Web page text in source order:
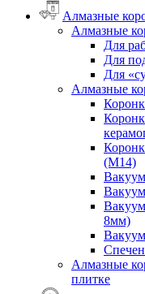
Алмазные
Алмазные
Для
Для
Для
Алмазные
(М14)
8мм)
Алмазные
плитке